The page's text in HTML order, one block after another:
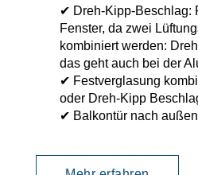
✔ Dreh-Kipp-Beschlag:
Fenster, da zwei
kombiniert werden:
das geht auch bei der
✔ Festverglasung
oder Dreh-Kipp
✔ Balkontür nach